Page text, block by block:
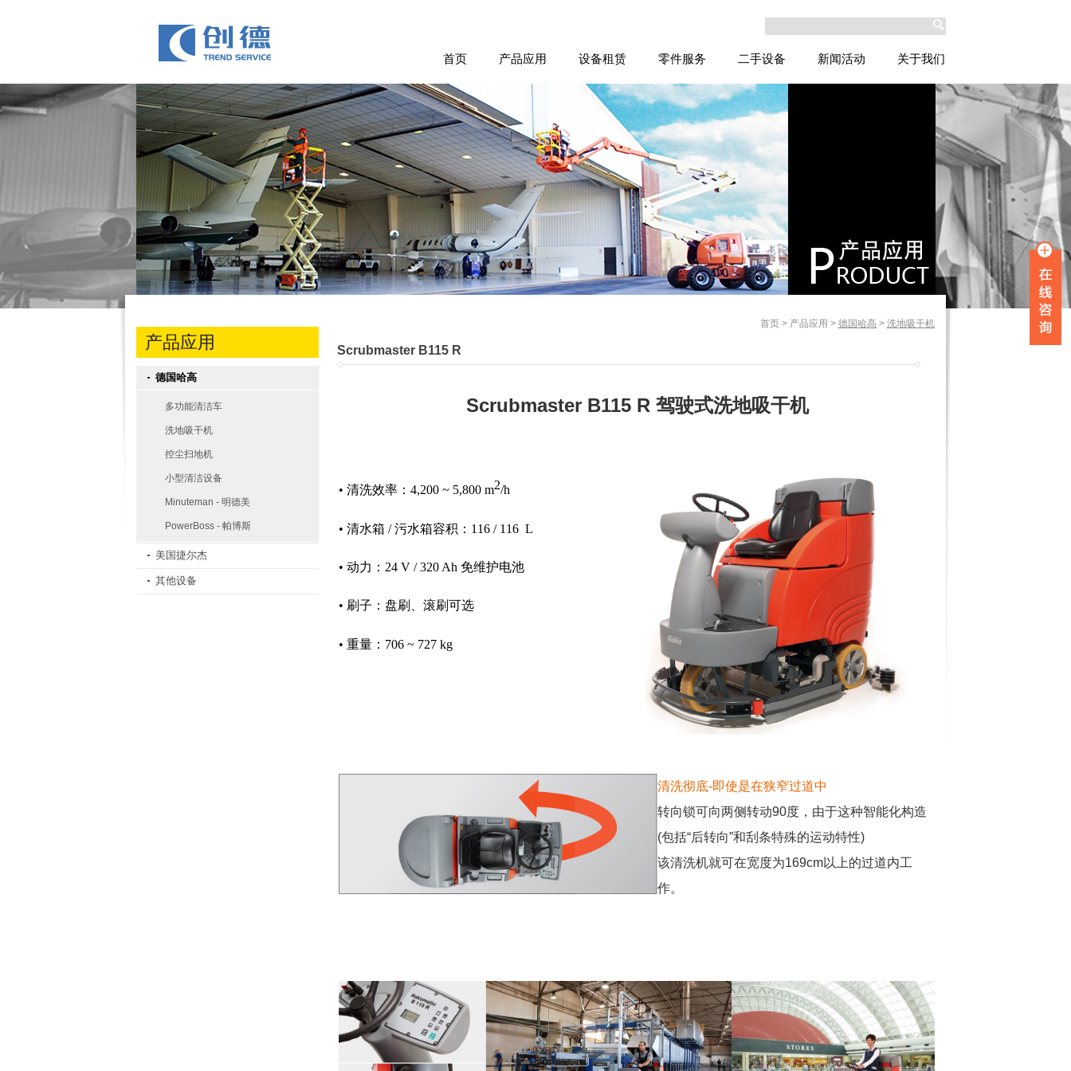
关于我们
新闻活动
二手设备
零件服务
设备租赁
产品应用
首页
产品应用
德国哈高
多功能清洁车
洗地吸干机
控尘扫地机
小型清洁设备
Minuteman - 明德美
PowerBoss - 帕博斯
美国捷尔杰
其他设备
首页> 产品应用 > 德国哈高 > 洗地吸干机
Scrubmaster B115 R
Scrubmaster B115 R 驾驶式洗地吸干机
• 清洗效率：4,200 ~ 5,800 m2/h
• 清水箱 / 污水箱容积：116 / 116 L
• 动力：24 V / 320 Ah 免维护电池
• 刷子：盘刷、滚刷可选
• 重量： 706 ~ 727 kg
清洗彻底-即使是在狭窄过道中
转向锁可向两侧转动90度，由于这种智能化构造
(包括“后转向”和刮条特殊的运动特性)
该清洗机就可在宽度为169cm以上的过道内工
作。